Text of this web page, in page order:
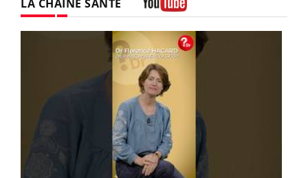
LA CHAÎNE SANTÉ